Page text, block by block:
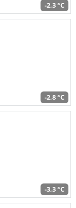
-2,3 °C
-2,8 °C
-3,3 °C